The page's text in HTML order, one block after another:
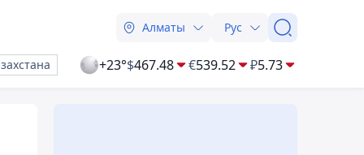
Алматы Рус
+23°$467.48 €539.52 ₽5.73